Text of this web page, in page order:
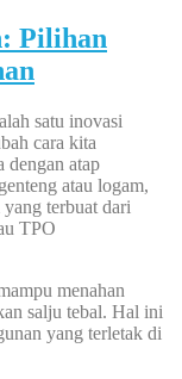
Pilihan
satu inovasi
cara kita
dengan atap
atau logam,
terbuat dari
TPO
menahan
salju tebal. Hal ini
yang terletak di